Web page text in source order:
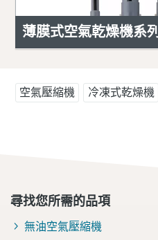
薄膜式空氣乾燥機系列
空氣壓縮機 冷凍式乾燥機
尋找您所需的品項
無油空氣壓縮機